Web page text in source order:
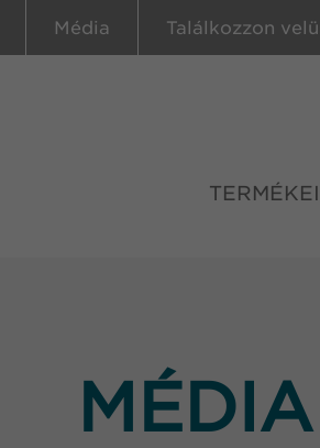
Média Találkozzon
MÉDIA